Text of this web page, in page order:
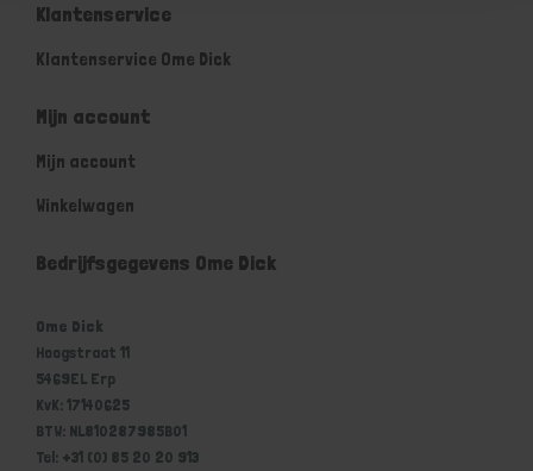
Klantenservice
Klantenservice Ome Dick
Mijn account
Mijn account
Winkelwagen
Bedrijfsgegevens Ome Dick
Ome Dick
Hoogstraat 11
5469EL Erp
KvK: 17140625
BTW: NL810287985B01
Tel: +31 (0) 85 20 20 913